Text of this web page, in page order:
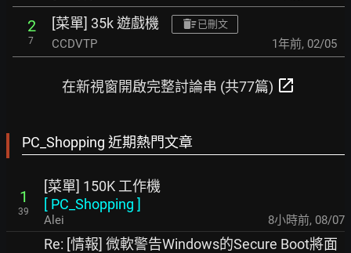
2
7
[菜單] 35k 遊戲機 已刪文
CCDVTP 1年前, 02/05
在新視窗開啟完整討論串 (共77篇) open_in_new
PC_Shopping 近期熱門文章
1
39
[菜單] 150K 工作機
[ PC_Shopping ]
Alei 8小時前, 08/07
Re: [情報] 微軟警告Windows的Secure Boot將面